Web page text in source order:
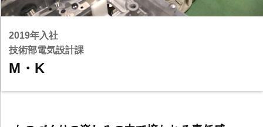
2019年入社
技術部電気設計課
M・K